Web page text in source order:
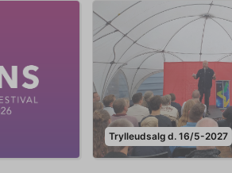
Trylleudsalg d. 16/5-2027